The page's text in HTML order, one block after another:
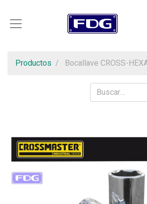
Productos Bocallave CROSS-